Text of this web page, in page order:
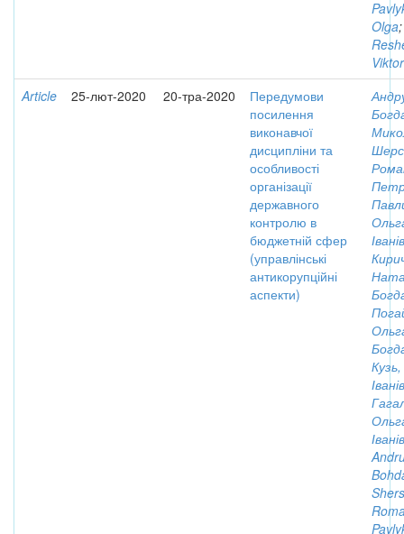
Olga;
Viktor
Article
25-лют-2020 20-тра-2020
Передумови
посилення
виконавчої
дисципліни та
особливості
організації
державного
контролю в
бюджетній сфер
(управлінські
антикорупційні
аспекти)